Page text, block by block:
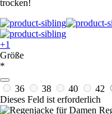
trocken!
+1
Größe
*
36 38 40 42
Dieses Feld ist erforderlich